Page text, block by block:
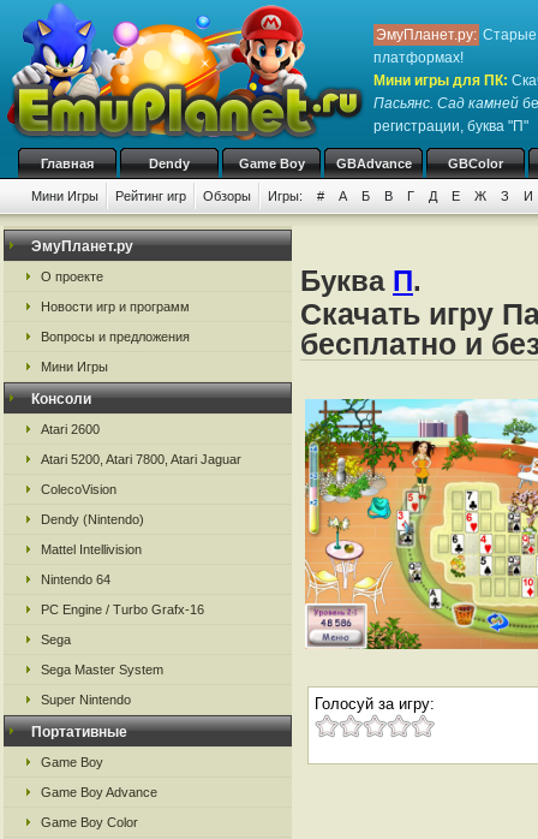
ЭмуПланет.ру: Старые
платформах!
Мини игры для ПК:
Пасьянс. Сад камней
регистрации, буква "П"
Главная Dendy Game Boy GBAdvance GBColor
Мини Игры Рейтинг игр Обзоры Игры: # А Б В Г Д Е Ж З И
ЭмуПланет.ру
О проекте
Новости игр и программ
Вопросы и предложения
Мини Игры
Консоли
Atari 2600
Atari 5200, Atari 7800, Atari Jaguar
ColecoVision
Dendy (Nintendo)
Mattel Intellivision
Nintendo 64
PC Engine / Turbo Grafx-16
Sega
Sega Master System
Super Nintendo
Портативные
Game Boy
Game Boy Advance
Game Boy Color
Буква П.
Скачать игру
бесплатно и
Голосуй за игру: